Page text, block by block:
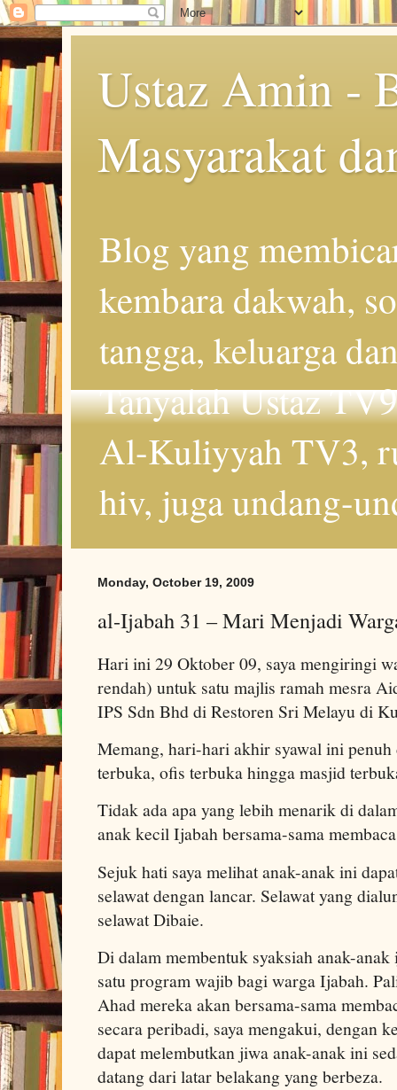
Ustaz Amin -
Masyarakat
Blog yang
kembara dakwah,
tangga, keluarga
Tanyalah Ustaz
Al-Kuliyyah TV3,
hiv, juga undang-
Monday, October 19, 2009
al-Ijabah 31 – Mari Menjadi
Hari ini 29 Oktober 09, saya mengiringi
rendah) untuk satu majlis ramah mesra
IPS Sdn Bhd di Restoren Sri Melayu di
Memang, hari-hari akhir syawal ini
terbuka, ofis terbuka hingga masjid
Tidak ada apa yang lebih menarik di
anak kecil Ijabah bersama-sama
Sejuk hati saya melihat anak-anak ini
selawat dengan lancar. Selawat yang
selawat Dibaie.
Di dalam membentuk syaksiah anak-anak
satu program wajib bagi warga Ijabah.
Ahad mereka akan bersama-sama
secara peribadi, saya mengakui, dengan
dapat melembutkan jiwa anak-anak ini
datang dari latar belakang yang berbeza.